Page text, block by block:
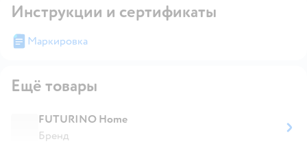
Инструкции и сертификаты
Маркировка
Ещё товары
FUTURINO Home
Бренд